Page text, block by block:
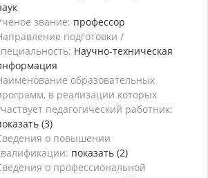
звание: профессор
подготовки /
Научно-техническая
образовательных
в реализации которых
педагогический работник:
(3)
о повышении
показать (2)
о профессиональной